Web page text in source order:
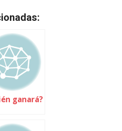
ganará?